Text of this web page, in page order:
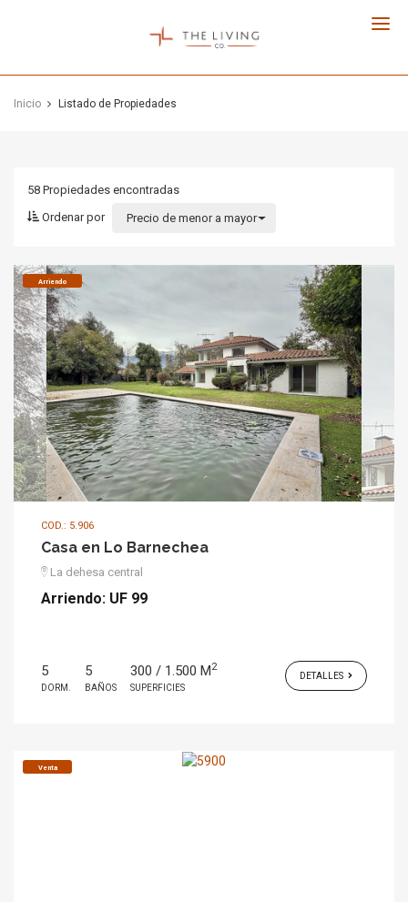
Co.
Inicio Listado de Propiedades
58 Propiedades encontradas
Ordenar por
Precio de menor a mayor
Arriendo
COD.: 5.906
Casa en Lo Barnechea
La dehesa central
Arriendo: UF 99
5
DORM.
5
BAÑOS
300 / 1.500 M2
SUPERFICIES
DETALLES
Venta